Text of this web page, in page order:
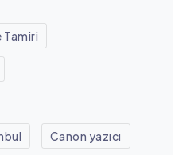
Tamiri
Canon yazıcı